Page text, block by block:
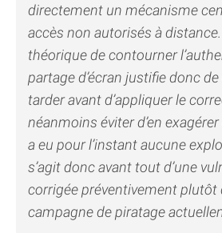
directement un mécanisme
accès non autorisés à
théorique de contourner
partage d’écran justifie donc
tarder avant d’appliquer le
néanmoins éviter d’en
a eu pour l’instant aucune
s’agit donc avant tout d’une
corrigée préventivement plutôt
campagne de piratage